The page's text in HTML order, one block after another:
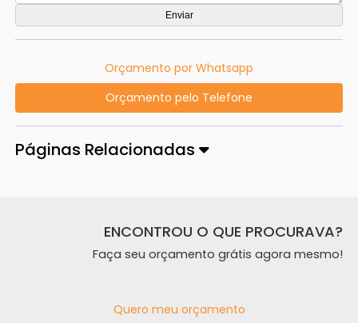
Orçamento por Whatsapp
Orçamento pelo Telefone
Páginas Relacionadas
ENCONTROU O QUE PROCURAVA?
Faça seu orçamento grátis agora mesmo!
Quero meu orçamento